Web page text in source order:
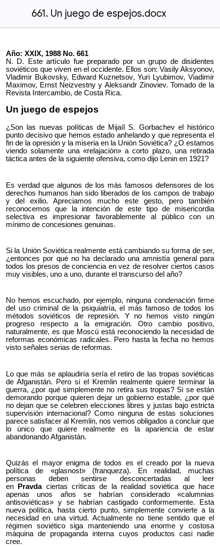
661. Un juego de espejos.docx
Año: XXIX, 1988 No. 661
N. D. Este artículo fue preparado por un grupo de disidentes
soviéticos que viven en el occidente. Ellos son: Vasily Aksyonov,
Vladimir Bukovsky, Edward Kuznetsov, Yuri Lyubimov, Viadimir
Maximov, Ernst Neizvestny y Aleksandr Zinoviev. Tomado de la
Revista Intercambio, de Costa Rica.
Un juego de espejos
¿Son las nuevas políticas de Mijaíl S. Gorbachev el histórico
punto decisivo que hemos estado anhelando y que representa el
fin de la opresión y la miseria en la Unión Soviética? ¿O estamos
viendo solamente una «relajación» a corto plazo, una retirada
táctica antes de la siguiente ofensiva, como dijo Lenin en 1921?
Es verdad que algunos de los más famosos defensores de los
derechos humanos han sido liberados de los campos de trabajo
y del exilio. Apreciamos mucho este gesto, pero también
reconocemos que la intención de este tipo de misericordia
selectiva es impresionar favorablemente al público con un
mínimo de concesiones genuinas.
Si la Unión Soviética realmente está cambiando su forma de ser,
¿entonces por qué no ha declarado una amnistía general para
todos los presos de conciencia en vez de resolver ciertos casos
muy visibles, uno a uno, durante el transcurso del año?
No hemos escuchado, por ejemplo, ninguna condenación firme
del uso criminal de la psiquiatría, el más famoso de todos los
métodos soviéticos de represión. Y no hemos visto ningún
progreso respecto a la emigración. Otro cambio positivo,
naturalmente, es que Moscú está reconociendo la necesidad de
reformas económicas radicales. Pero hasta la fecha no hemos
visto señales serias de reformas.
Lo que más se aplaudiría sería el retiro de las tropas soviéticas
de Afganistán. Pero si el Kremlin realmente quiere terminar la
guerra, ¿por qué simplemente no retira sus tropas? Si se están
demorando porque quieren dejar un gobierno estable, ¿por qué
no dejan que se celebren elecciones libres y justas bajo estricta
supervisión internacional? Como ninguna de estas soluciones
parece satisfacer al Kremlin, nos vemos obligados a concluir que
lo único que quiere realmente es la apariencia de estar
abandonando Afganistán.
Quizás el mayor enigma de todos es el creado por la nueva
política de «glasnost» (franqueza). En realidad, muchas
personas deben sentirse desconcertadas al leer
en
Pravdaciertas críticas de la realidad soviética que hace
apenas unos años se habrían considerado «calumnias
antisoviéticas» y se habrían castigado conformemente. Esta
nueva política, hasta cierto punto, simplemente convierte a la
necesidad en una virtud. Actualmente no tiene sentido que el
régimen soviético siga manteniendo una enorme y costosa
máquina de propaganda interna cuyos productos casi nadie
cree.